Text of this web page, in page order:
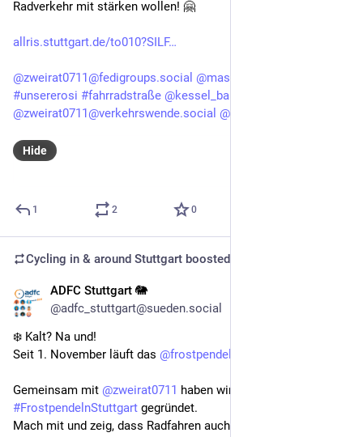
Radverkehr mit stärken wollen! 🤗
allris.stuttgart.de/to010?SILF
@zweirat0711@fedigroups.social @mastobikes_stuttgart
#unsererosi #fahrradstraße @kessel_bambule
@zweirat0711@verkehrswende.social @
Hide
1 2 0
Cycling in & around Stuttgart boosted
ADFC Stuttgart 🐘
@adfc_stuttgart@sueden.social
❄️ Kalt? Na und!
Seit 1. November läuft das @frostpendeln
Gemeinsam mit @zweirat0711
#FrostpendelnStuttgart gegründet.
Mach mit und zeig, dass Radfahren auch im Winter